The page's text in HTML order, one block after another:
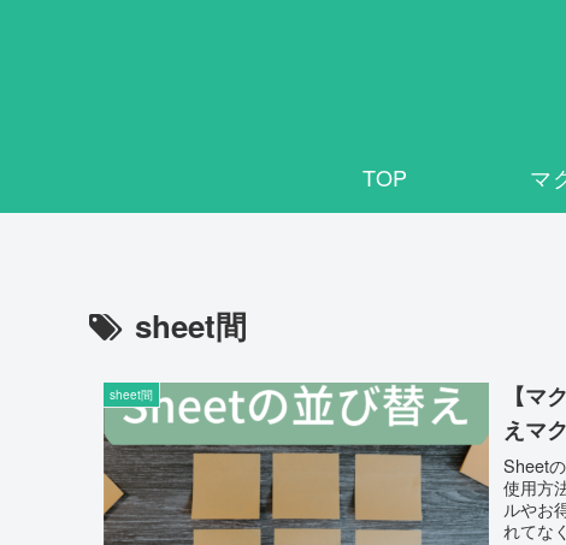
TOP マ
sheet間
sheet間
【
えマ
Sheet
使用方
ルやお
れてな